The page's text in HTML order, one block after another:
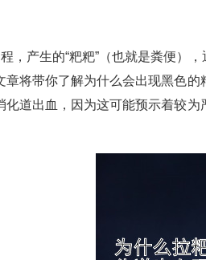
，产生的“粑粑”（也就是粪便
将带你了解为什么会出现黑色
道出血，因为这可能预示着较